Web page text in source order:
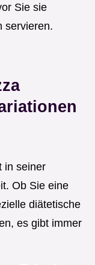
Sie sie
servieren.
in seiner
Ob Sie eine
diätetische
es gibt immer